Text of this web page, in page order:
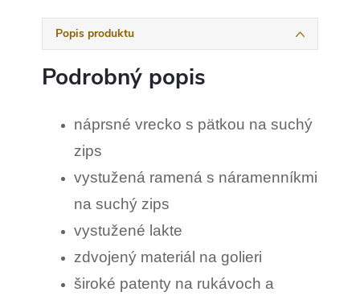
Popis produktu
Podrobný popis
náprsné vrecko s pätkou na suchý
zips
vystužená ramená s náramenníkmi
na suchý zips
vystužené lakte
zdvojený materiál na golieri
široké patenty na rukávoch a